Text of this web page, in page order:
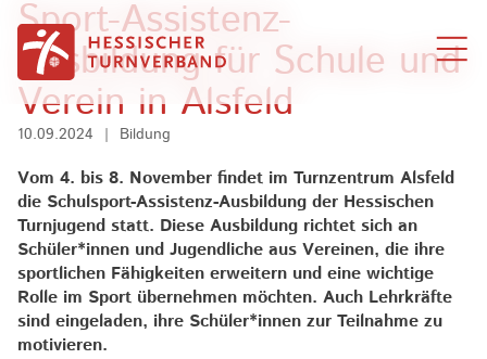
Zum Inhalt springen
Sport-Assistenz-
Ausbildung für Schule und
Verein in Alsfeld
10.09.2024 | Bildung
Vom 4. bis 8. November findet im Turnzentrum Alsfeld
die Schulsport-Assistenz-Ausbildung der Hessischen
Turnjugend statt. Diese Ausbildung richtet sich an
Schüler*innen und Jugendliche aus Vereinen, die ihre
sportlichen Fähigkeiten erweitern und eine wichtige
Rolle im Sport übernehmen möchten. Auch Lehrkräfte
sind eingeladen, ihre Schüler*innen zur Teilnahme zu
motivieren.